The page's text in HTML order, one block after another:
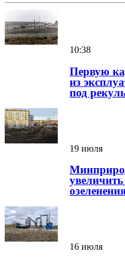
10:38
Первую
из
под
19 июля
16 июля